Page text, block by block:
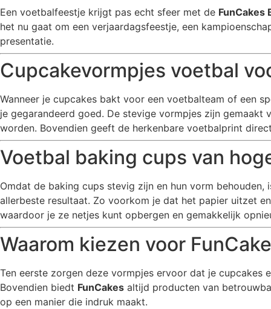
Een voetbalfeestje krijgt pas echt sfeer met de FunCakes
het nu gaat om een verjaardagsfeestje, een
presentatie.
Cupcakevormpjes voetbal
Wanneer je cupcakes bakt voor een voetbalteam of een
je gegarandeerd goed. De stevige vormpjes zijn
worden. Bovendien geeft de herkenbare voetbalprint
Voetbal baking cups van
Omdat de baking cups stevig zijn en hun vorm
allerbeste resultaat. Zo voorkom je dat het papier uitzet
waardoor je ze netjes kunt opbergen en gemakkelijk
Waarom kiezen voor
Ten eerste zorgen deze vormpjes ervoor dat je
Bovendien biedt FunCakes altijd producten van
op een manier die indruk maakt.